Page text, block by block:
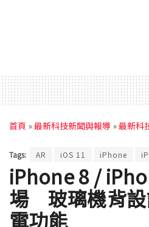
首頁 »最新科技新聞與報導 »最新科
Tags: AR iOS 11 iPhone
iPhone 8 /
場 玻璃機背設
電功能